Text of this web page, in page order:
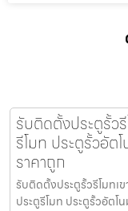
รับติดตั้งประตูรั้ว
รีโมท ประตูรั้วอัต
ราคาถูก
รับติดตั้งประตูรั้วรีโมทเ
ประตูรีโมท ประตูรั้วอัตโ